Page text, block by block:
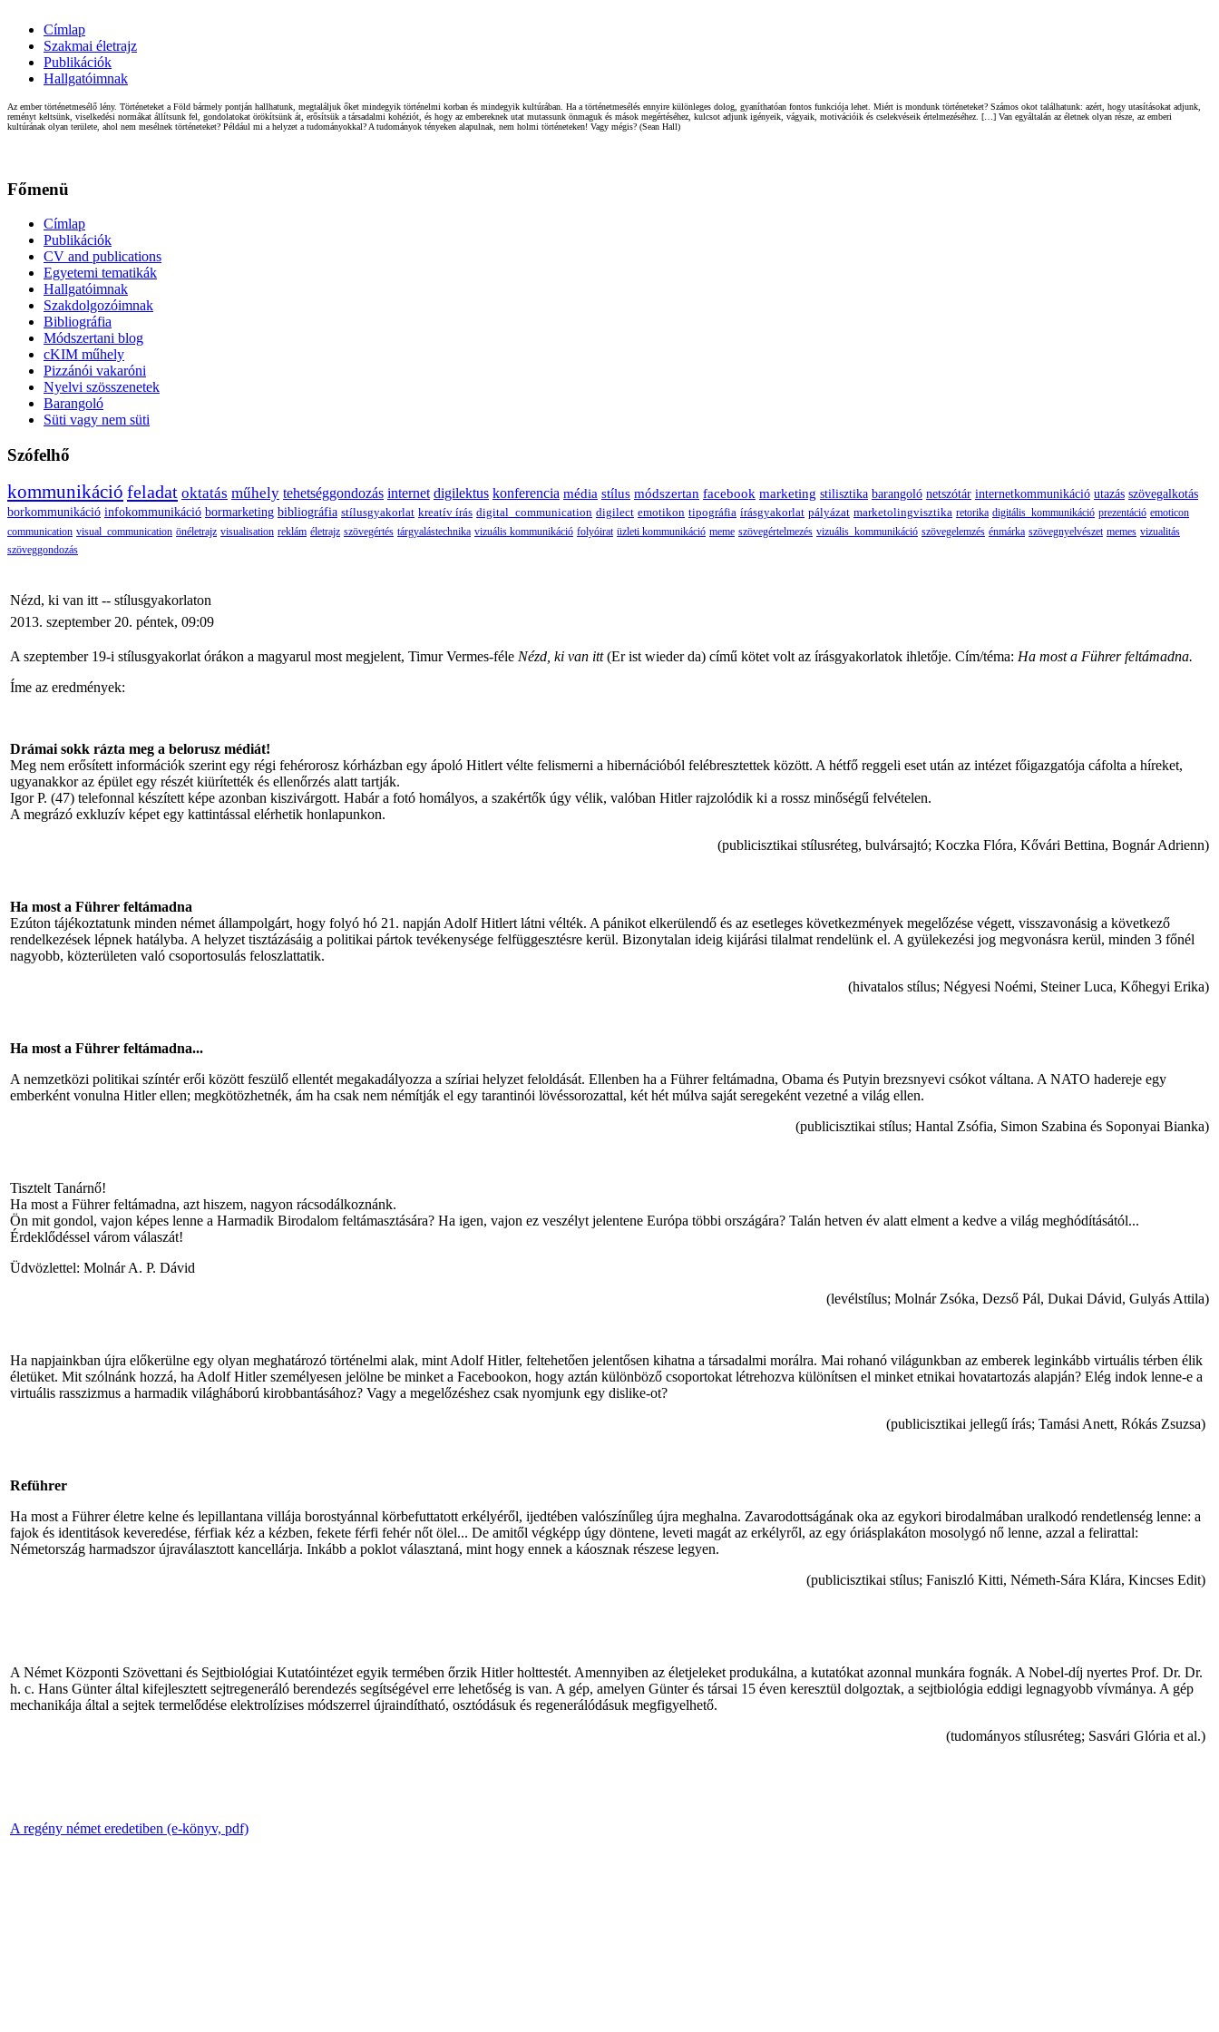
Címlap
Szakmai életrajz
Publikációk
Hallgatóimnak
Az ember történetmesélő lény. Történeteket a Föld bármely pontján hallhatunk, megtaláljuk őket mindegyik történelmi korban és mindegyik kultúrában. Ha a történetmesélés ennyire különleges dolog, gyaníthatóan fontos funkciója lehet. Miért is mondunk történeteket? Számos okot találhatunk: azért, hogy utasításokat adjunk,
reményt keltsünk, viselkedési normákat állítsunk fel, gondolatokat örökítsünk át, erősítsük a társadalmi kohéziót, és hogy az embereknek utat mutassunk önmaguk és mások megértéséhez, kulcsot adjunk igényeik, vágyaik, motivációik és cselekvéseik értelmezéséhez. […] Van egyáltalán az életnek olyan része, az emberi
kultúrának olyan területe, ahol nem mesélnek történeteket? Például mi a helyzet a tudományokkal? A tudományok tényeken alapulnak, nem holmi történeteken! Vagy mégis? (Sean Hall)
Főmenü
Címlap
Publikációk
CV and publications
Egyetemi tematikák
Hallgatóimnak
Szakdolgozóimnak
Bibliográfia
Módszertani blog
cKIM műhely
Pizzánói vakaróni
Nyelvi szösszenetek
Barangoló
Süti vagy nem süti
Szófelhő
kommunikáció feladat oktatás műhely tehetséggondozás internet digilektus konferencia média stílus módszertan facebook marketing stilisztika barangoló netszótár internetkommunikáció utazás szövegalkotás
borkommunikáció infokommunikáció bormarketing bibliográfia stílusgyakorlat kreatív írás digital_communication digilect emotikon tipográfia írásgyakorlat pályázat marketolingvisztika retorika digitális_kommunikáció prezentáció emoticon
communication visual_communication önéletrajz visualisation reklám életrajz szövegértés tárgyalástechnika vizuális kommunikáció folyóirat üzleti kommunikáció meme szövegértelmezés vizuális_kommunikáció szövegelemzés énmárka szövegnyelvészet memes vizualitás
szöveggondozás
Nézd, ki van itt -- stílusgyakorlaton
2013. szeptember 20. péntek, 09:09
A szeptember 19-i stílusgyakorlat órákon a magyarul most megjelent, Timur Vermes-féle Nézd, ki van itt(Er ist wieder da) című kötet volt az írásgyakorlatok ihletője. Cím/téma: Ha most a Führer feltámadna.
Íme az eredmények:
Drámai sokk rázta meg a belorusz médiát!
Meg nem erősített információk szerint egy régi fehérorosz kórházban egy ápoló Hitlert vélte felismerni a hibernációból felébresztettek között. A hétfő reggeli eset után az intézet főigazgatója cáfolta a híreket,
ugyanakkor az épület egy részét kiürítették és ellenőrzés alatt tartják.
Igor P. (47) telefonnal készített képe azonban kiszivárgott. Habár a fotó homályos, a szakértők úgy vélik, valóban Hitler rajzolódik ki a rossz minőségű felvételen.
A megrázó exkluzív képet egy kattintással elérhetik honlapunkon.
(publicisztikai stílusréteg, bulvársajtó; Koczka Flóra, Kővári Bettina, Bognár Adrienn)
Ha most a Führer feltámadna
Ezúton tájékoztatunk minden német állampolgárt, hogy folyó hó 21. napján Adolf Hitlert látni vélték. A pánikot elkerülendő és az esetleges következmények megelőzése végett, visszavonásig a következő
rendelkezések lépnek hatályba. A helyzet tisztázásáig a politikai pártok tevékenysége felfüggesztésre kerül. Bizonytalan ideig kijárási tilalmat rendelünk el. A gyülekezési jog megvonásra kerül, minden 3 főnél
nagyobb, közterületen való csoportosulás feloszlattatik.
(hivatalos stílus; Négyesi Noémi, Steiner Luca, Kőhegyi Erika)
Ha most a Führer feltámadna...
A nemzetközi politikai színtér erői között feszülő ellentét megakadályozza a szíriai helyzet feloldását. Ellenben ha a Führer feltámadna, Obama és Putyin brezsnyevi csókot váltana. A NATO hadereje egy
emberként vonulna Hitler ellen; megkötözhetnék, ám ha csak nem némítják el egy tarantinói lövéssorozattal, két hét múlva saját seregeként vezetné a világ ellen.
(publicisztikai stílus; Hantal Zsófia, Simon Szabina és Soponyai Bianka)
Tisztelt Tanárnő!
Ha most a Führer feltámadna, azt hiszem, nagyon rácsodálkoznánk.
Ön mit gondol, vajon képes lenne a Harmadik Birodalom feltámasztására? Ha igen, vajon ez veszélyt jelentene Európa többi országára? Talán hetven év alatt elment a kedve a világ meghódításától...
Érdeklődéssel várom válaszát!
Üdvözlettel: Molnár A. P. Dávid
(levélstílus; Molnár Zsóka, Dezső Pál, Dukai Dávid, Gulyás Attila)
Ha napjainkban újra előkerülne egy olyan meghatározó történelmi alak, mint Adolf Hitler, feltehetően jelentősen kihatna a társadalmi morálra. Mai rohanó világunkban az emberek leginkább virtuális térben élik
életüket. Mit szólnánk hozzá, ha Adolf Hitler személyesen jelölne be minket a Facebookon, hogy aztán különböző csoportokat létrehozva különítsen el minket etnikai hovatartozás alapján? Elég indok lenne-e a
virtuális rasszizmus a harmadik világháború kirobbantásához? Vagy a megelőzéshez csak nyomjunk egy dislike-ot?
(publicisztikai jellegű írás; Tamási Anett, Rókás Zsuzsa)
Reführer
Ha most a Führer életre kelne és lepillantana villája borostyánnal körbefuttatott erkélyéről, ijedtében valószínűleg újra meghalna. Zavarodottságának oka az egykori birodalmában uralkodó rendetlenség lenne: a
fajok és identitások keveredése, férfiak kéz a kézben, fekete férfi fehér nőt ölel... De amitől végképp úgy döntene, leveti magát az erkélyről, az egy óriásplakáton mosolygó nő lenne, azzal a felirattal:
Németország harmadszor újraválasztott kancellárja. Inkább a poklot választaná, mint hogy ennek a káosznak részese legyen.
(publicisztikai stílus; Faniszló Kitti, Németh-Sára Klára, Kincses Edit)
A Német Központi Szövettani és Sejtbiológiai Kutatóintézet egyik termében őrzik Hitler holttestét. Amennyiben az életjeleket produkálna, a kutatókat azonnal munkára fognák. A Nobel-díj nyertes Prof. Dr. Dr.
h. c. Hans Günter által kifejlesztett sejtregeneráló berendezés segítségével erre lehetőség is van. A gép, amelyen Günter és társai 15 éven keresztül dolgoztak, a sejtbiológia eddigi legnagyobb vívmánya. A gép
mechanikája által a sejtek termelődése elektrolízises módszerrel újraindítható, osztódásuk és regenerálódásuk megfigyelhető.
(tudományos stílusréteg; Sasvári Glória et al.)
A regény német eredetiben (e-könyv, pdf)